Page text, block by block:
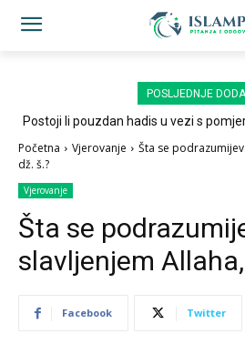
POSLJEDNJE
Postoji li pouzdan hadis u vezi s
Početna Vjerovanje
Šta se
dž. š.?
Vjerovanje
Šta se
slavljenjem
Facebook Twitter